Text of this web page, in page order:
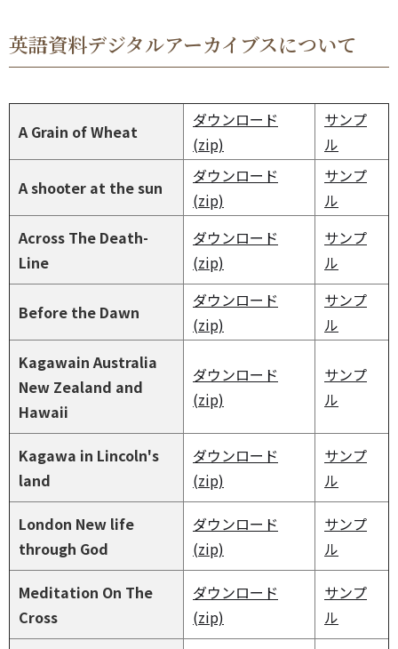
英語資料デジタルアーカイブスについて
A Grain of Wheat
ダウンロード
(zip)
サンプ
ル
A shooter at the sun
ダウンロード
(zip)
サンプ
ル
Across The Death-
Line
ダウンロード
(zip)
サンプ
ル
Before the Dawn
ダウンロード
(zip)
サンプ
ル
Kagawain Australia
New Zealand and
Hawaii
ダウンロード
(zip)
サンプ
ル
Kagawa in Lincoln's
land
ダウンロード
(zip)
サンプ
ル
London New life
through God
ダウンロード
(zip)
サンプ
ル
Meditation On The
Cross
ダウンロード
(zip)
サンプ
ル